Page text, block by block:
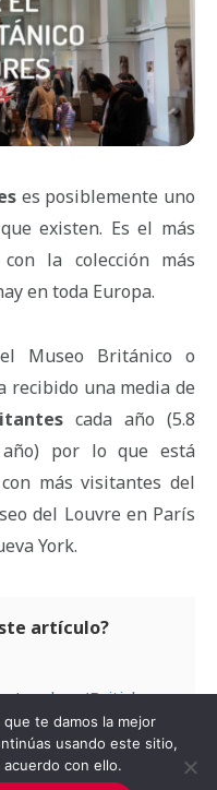
es posiblemente uno
existen. Es el más
la colección más
en toda Europa.
Museo Británico o
recibido una media de
cada año (5.8
por lo que está
más visitantes del
del Louvre en París
York.
artículo?
Londres (British
Británico de
te damos la mejor
usando este sitio,
con ello.